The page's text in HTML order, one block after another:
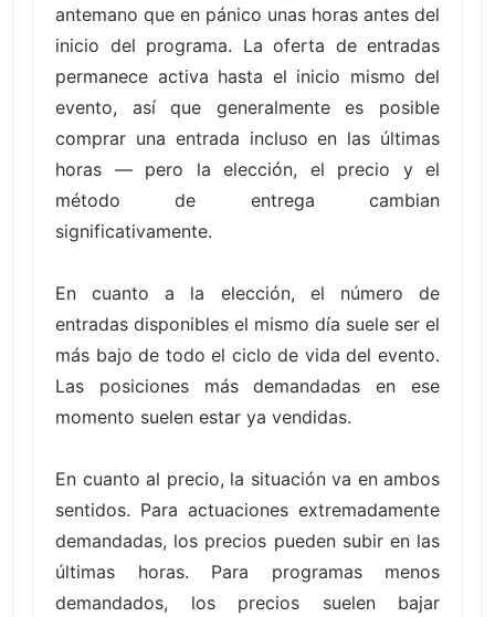
antemano que en pánico unas horas antes del
inicio del programa. La oferta de entradas
permanece activa hasta el inicio mismo del
evento, así que generalmente es posible
comprar una entrada incluso en las últimas
horas — pero la elección, el precio y el
método de entrega cambian
significativamente.
En cuanto a la elección, el número de
entradas disponibles el mismo día suele ser el
más bajo de todo el ciclo de vida del evento.
Las posiciones más demandadas en ese
momento suelen estar ya vendidas.
En cuanto al precio, la situación va en ambos
sentidos. Para actuaciones extremadamente
demandadas, los precios pueden subir en las
últimas horas. Para programas menos
demandados, los precios suelen bajar